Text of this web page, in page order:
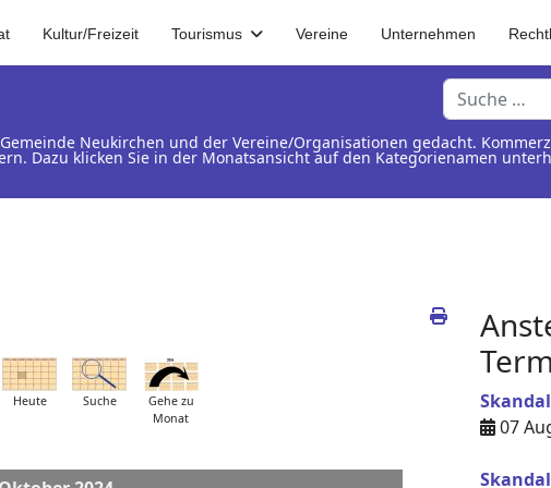
Kultur/Freizeit Tourismus Vereine Unternehmen
Suchen
Neukirchen und der Vereine/Organisationen gedacht.
Dazu klicken Sie in der Monatsansicht auf den Kategorienamen
Heute Suche
Gehe zu
Monat
07